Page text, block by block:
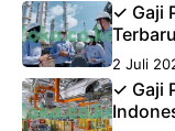
✓ Gaji
2 Juli
✓ Gaji